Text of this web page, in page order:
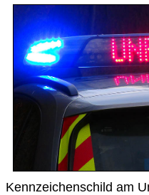
Kennzeichenschild am